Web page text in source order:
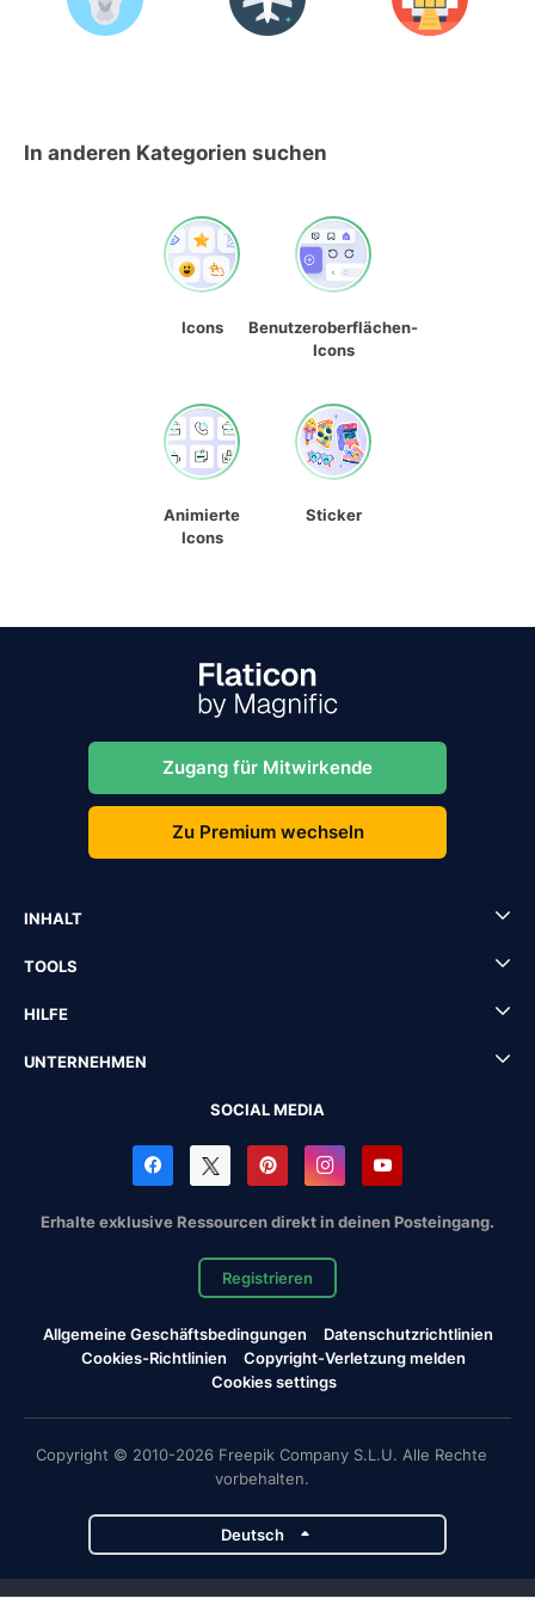
In anderen Kategorien suchen
Icons
Benutzeroberflächen-
Icons
Animierte
Icons
Sticker
Zugang für Mitwirkende
Zu Premium wechseln
INHALT
TOOLS
HILFE
UNTERNEHMEN
SOCIAL MEDIA
Erhalte exklusive Ressourcen direkt in deinen Posteingang.
Registrieren
Allgemeine Geschäftsbedingungen
Datenschutzrichtlinien
Cookies-Richtlinien
Copyright-Verletzung melden
Cookies settings
Copyright © 2010-2026 Freepik Company S.L.U. Alle Rechte
vorbehalten.
Deutsch